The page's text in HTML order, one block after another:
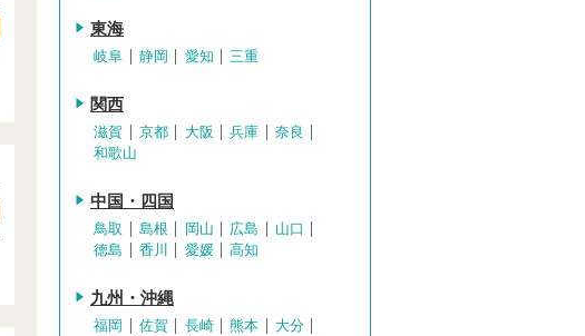
東海
岐阜 静岡 愛知 三重
関西
滋賀 京都 大阪 兵庫
奈良
和歌山
中国・四国
鳥取 島根 岡山 広島
山口
徳島
香川 愛媛 高知
九州・沖縄
福岡 佐賀 長崎 熊本
大分